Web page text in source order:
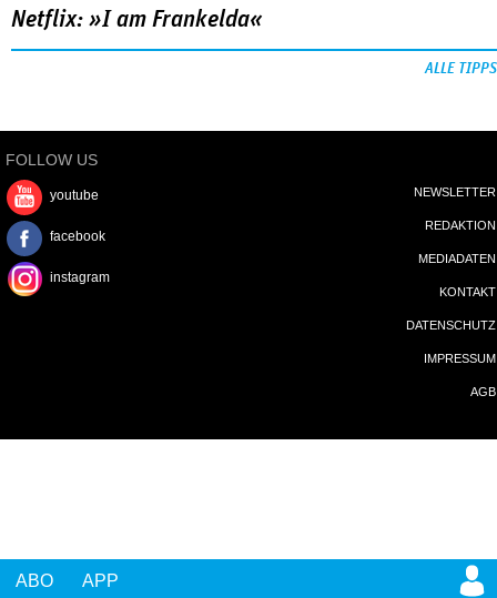
ABO APP
Netflix: »I am Frankelda«
ALLE TIPPS
FOLLOW US
youtube
facebook
instagram
NEWSLETTER
REDAKTION
MEDIADATEN
KONTAKT
DATENSCHUTZ
IMPRESSUM
AGB